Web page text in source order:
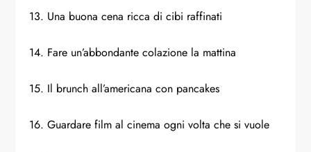
13. Una buona cena ricca di cibi raffinati
14. Fare un’abbondante colazione la mattina
15. Il brunch all’americana con pancakes
16. Guardare film al cinema ogni volta che si vuole